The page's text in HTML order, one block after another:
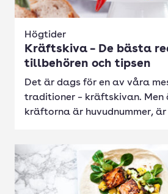
Högtider
Kräftskiva – De bästa
tillbehören och tipsen
Det är dags för en av våra
traditioner – kräftskivan. Men
kräftorna är huvudnummer, är